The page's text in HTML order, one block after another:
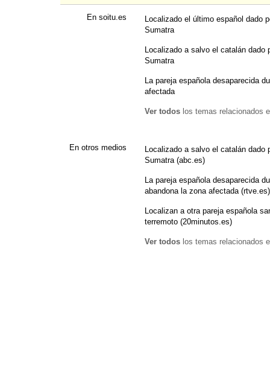
En soitu.es
Localizado el último español dado
Sumatra
Localizado a salvo el catalán dado
Sumatra
La pareja española desaparecida
afectada
Ver todos los temas relacionados
En otros medios
Localizado a salvo el catalán dado
Sumatra (abc.es)
La pareja española desaparecida
abandona la zona afectada (rtve.es)
Localizan a otra pareja española
terremoto (20minutos.es)
Ver todos los temas relacionados